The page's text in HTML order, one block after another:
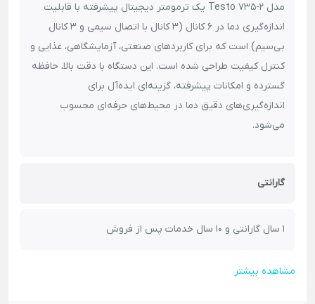
مدل Testo 735-2 یک ترمومتر دیجیتال پیشرفته با قابلیت
اندازه‌گیری دما در ۶ کانال (۳ کانال با اتصال سیمی و ۳ کانال
بی‌سیم) است که برای کاربردهای صنعتی، آزمایشگاهی، غذایی و
کنترل کیفیت طراحی شده است. این دستگاه با دقت بالا، حافظه
گسترده و امکانات پیشرفته، گزینه‌ای ایده‌آل برای
اندازه‌گیری‌های دقیق دما در محیط‌های حرفه‌ای محسوب
می‌شود.
گارانتی
1 سال گارانتی و 10 سال خدمات پس از فروش
مشاهده بیشتر